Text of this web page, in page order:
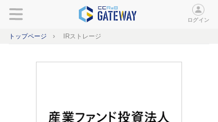
ログイン
トップページ IRストレージ